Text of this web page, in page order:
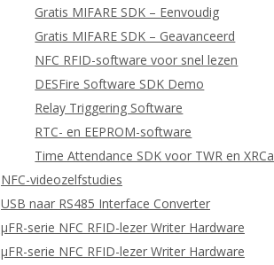
Gratis MIFARE SDK – Eenvoudig
Gratis MIFARE SDK – Geavanceerd
NFC RFID-software voor snel lezen
DESFire Software SDK Demo
Relay Triggering Software
RTC- en EEPROM-software
Time Attendance SDK voor TWR en XRCa
NFC-videozelfstudies
USB naar RS485 Interface Converter
μFR-serie NFC RFID-lezer Writer Hardware
μFR-serie NFC RFID-lezer Writer Hardware